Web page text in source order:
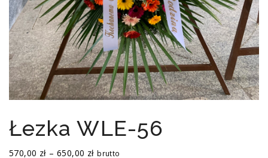
Łezka WLE-56
570,00 zł – 650,00 złZakres
brutto